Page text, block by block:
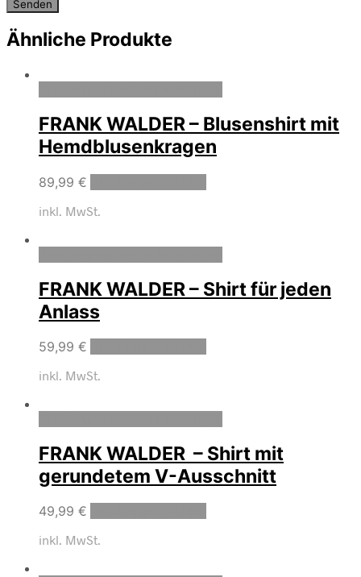
Ähnliche Produkte
FRANK WALDER – Blusenshirt mit
Hemdblusenkragen
89,99 €
inkl. MwSt.
FRANK WALDER – Shirt für jeden
Anlass
59,99 €
inkl. MwSt.
FRANK WALDER – Shirt mit
gerundetem V-Ausschnitt
49,99 €
inkl. MwSt.